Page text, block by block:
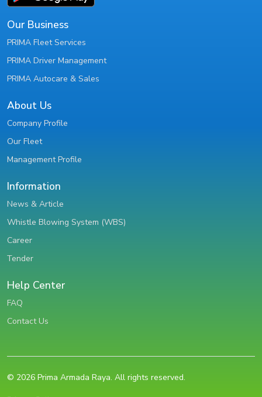
Our Business
PRIMA Fleet Services
PRIMA Driver Management
PRIMA Autocare & Sales
About Us
Company Profile
Our Fleet
Management Profile
Information
News & Article
Whistle Blowing System (WBS)
Career
Tender
Help Center
FAQ
Contact Us
© 2026 Prima Armada Raya. All rights reserved.